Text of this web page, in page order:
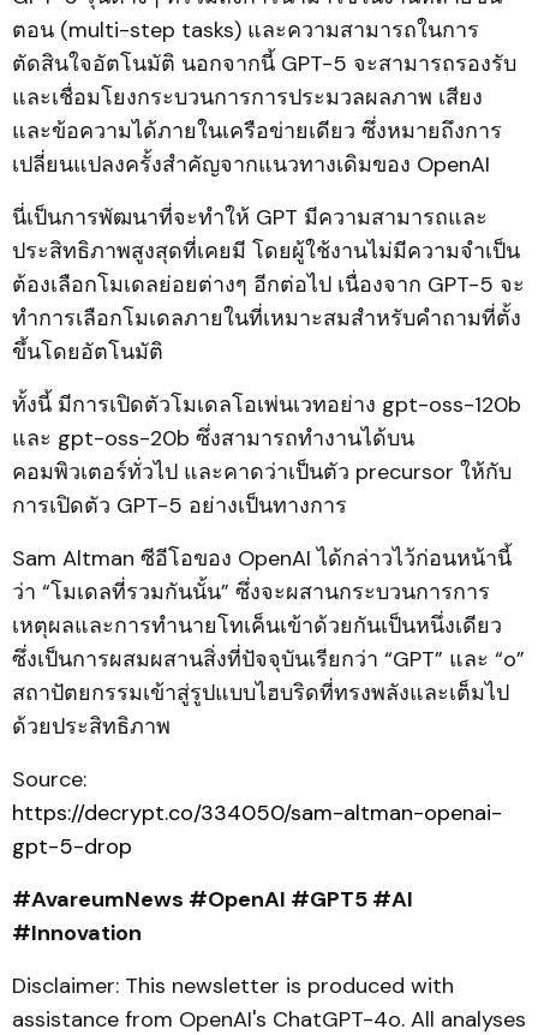
ตอน (multi-step tasks) และความสามารถในการ
ตัดสินใจอัตโนมัติ นอกจากนี้ GPT-5 จะสามารถรองรับ
และเชื่อมโยงกระบวนการการประมวลผลภาพ เสียง
และข้อความได้ภายในเครือข่ายเดียว ซึ่งหมายถึงการ
เปลี่ยนแปลงครั้งสำคัญจากแนวทางเดิมของ OpenAI
นี่เป็นการพัฒนาที่จะทำให้ GPT มีความสามารถและ
ประสิทธิภาพสูงสุดที่เคยมี โดยผู้ใช้งานไม่มีความจำเป็น
ต้องเลือกโมเดลย่อยต่างๆ อีกต่อไป เนื่องจาก GPT-5 จะ
ทำการเลือกโมเดลภายในที่เหมาะสมสำหรับคำถามที่ตั้ง
ขึ้นโดยอัตโนมัติ
ทั้งนี้ มีการเปิดตัวโมเดลโอเพ่นเวทอย่าง gpt-oss-120b
และ gpt-oss-20b ซึ่งสามารถทำงานได้บน
คอมพิวเตอร์ทั่วไป และคาดว่าเป็นตัว precursor ให้กับ
การเปิดตัว GPT-5 อย่างเป็นทางการ
Sam Altman ซีอีโอของ OpenAI ได้กล่าวไว้ก่อนหน้านี้
ว่า “โมเดลที่รวมกันนั้น” ซึ่งจะผสานกระบวนการการ
เหตุผลและการทำนายโทเค็นเข้าด้วยกันเป็นหนึ่งเดียว
ซึ่งเป็นการผสมผสานสิ่งที่ปัจจุบันเรียกว่า “GPT” และ “o”
สถาปัตยกรรมเข้าสู่รูปแบบไฮบริดที่ทรงพลังและเต็มไป
ด้วยประสิทธิภาพ
Source:
https://decrypt.co/334050/sam-altman-openai-
gpt-5-drop
#AvareumNews #OpenAI #GPT5 #AI
#Innovation
Disclaimer: This newsletter is produced with
assistance from OpenAI's ChatGPT-4o. All analyses